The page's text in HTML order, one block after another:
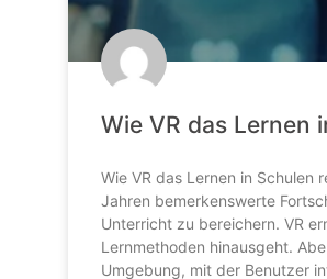
Wie VR das Lernen
Wie VR das Lernen in Schulen
Jahren bemerkenswerte
Unterricht zu bereichern. VR
Lernmethoden hinausgeht.
Umgebung, mit der Benutzer